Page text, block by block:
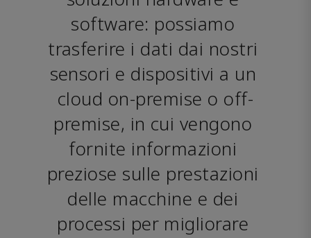
software: possiamo
trasferire i dati dai nostri
sensori e dispositivi a un
cloud on-premise o off-
premise, in cui vengono
fornite informazioni
preziose sulle prestazioni
delle macchine e dei
processi per migliorare